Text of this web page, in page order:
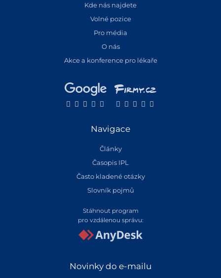
Kde nás najdete
Volné pozice
Pro média
O nás
Akce a konference pro lékaře
Navigace
Články
Časopis IPL
Často kladené otázky
Slovník pojmů
Stáhnout program
pro vzdálenou správu:
Novinky do e-mailu